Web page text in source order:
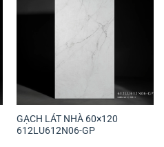
GẠCH LÁT NHÀ 60×120
612LU612N06-GP